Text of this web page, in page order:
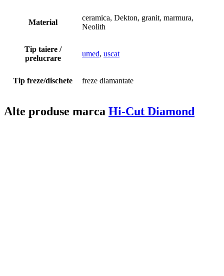
Material
ceramica, Dekton, granit, marmura,
Neolith
Tip taiere /
prelucrare
umed, uscat
Tip freze/dischete freze diamantate
Alte produse marca Hi-Cut Diamond